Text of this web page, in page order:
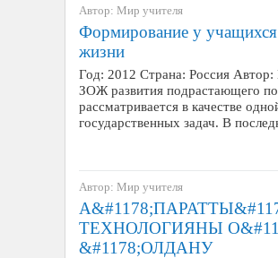
Автор: Мир учителя
Формирование у учащихся
жизни
Год: 2012 Страна: Россия
ЗОЖ развития подрастающего
рассматривается в качестве
государственных задач. В
Автор: Мир учителя
ТЕХНОЛОГИЯНЫ
&#1178;ОЛДАНУ